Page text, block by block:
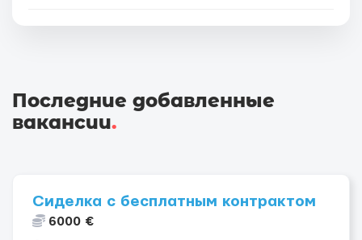
Последние добавленные
вакансии.
Сиделка с бесплатным контрактом
6000 €